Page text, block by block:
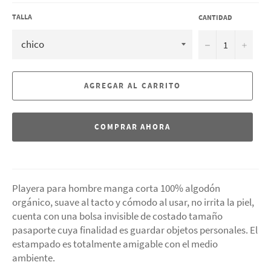
TALLA CANTIDAD
− +
AGREGAR AL CARRITO
COMPRAR AHORA
Playera para hombre manga corta 100% algodón
orgánico,suave al tacto y cómodo al usar, no irrita la piel,
cuenta con una bolsa invisible de costado tamaño
pasaporte cuya finalidad es guardar objetos personales. El
estampado es totalmenteamigable con el medio
ambiente.